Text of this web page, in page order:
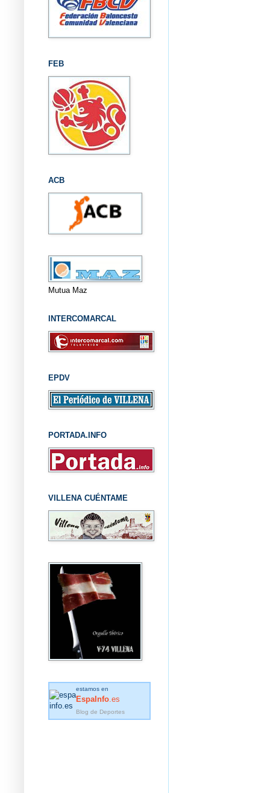
FEB
ACB
Mutua Maz
INTERCOMARCAL
EPDV
PORTADA.INFO
VILLENA CUÉNTAME
estamos en
EspaInfo .es
Blog de Deportes